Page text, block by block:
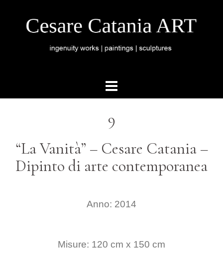
9
“La Vanità” – Cesare Catania –
Dipinto di arte contemporanea
Anno: 2014
Misure: 120 cm x 150 cm